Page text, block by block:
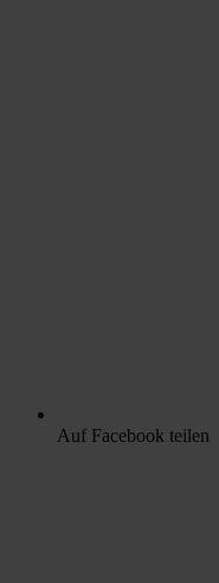
Auf Facebook teilen